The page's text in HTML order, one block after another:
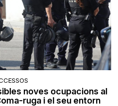
noves ocupacions al
ruga i el seu entorn